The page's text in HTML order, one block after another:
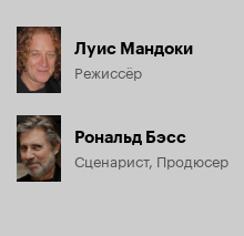
Луис Мандоки
Режиссёр
Рональд Бэсс
Сценарист, Продюсер